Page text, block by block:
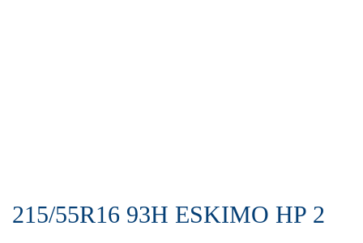
215/55R16 93H ESKIMO HP 2